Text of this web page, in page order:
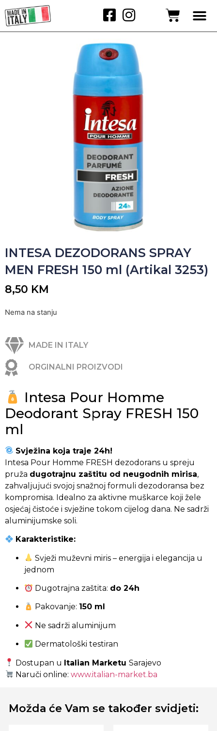
INTESA DEZODORANS SPRAY
MEN FRESH 150 ml (Artikal 3253)
8,50 KM
Nema na stanju
MADE IN ITALY
ORGINALNI PROIZVODI
Intesa Pour Homme
Deodorant Spray FRESH 150
ml
Svježina koja traje 24h!
Intesa Pour Homme FRESH dezodorans u spreju
pruža dugotrajnu zaštitu od neugodnih mirisa,
zahvaljujući svojoj snažnoj formuli dezodoransa bez
kompromisa. Idealno za aktivne muškarce koji žele
osjećaj čistoće i svježine tokom cijelog dana. Ne sadrži
aluminijumske soli.
Karakteristike:
Svježi muževni miris – energija i elegancija u
jednom
Dugotrajna zaštita: do 24h
Pakovanje: 150 ml
Ne sadrži aluminijum
Dermatološki testiran
Dostupan u Italian MarketuSarajevo
Naruči online:www.italian-market.ba
Možda će Vam se također svidjeti: